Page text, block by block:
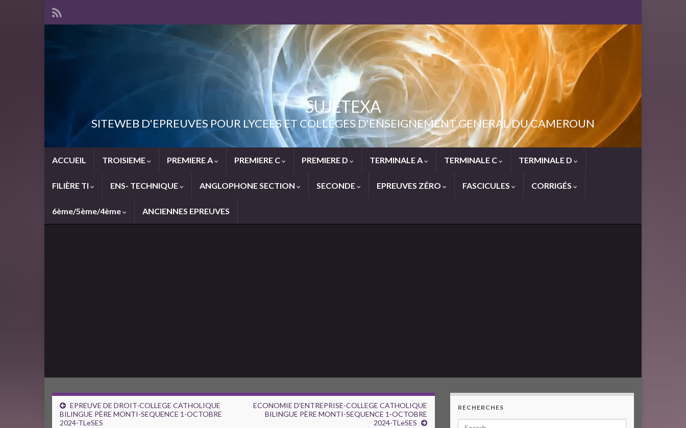
SUJETEXA
SITEWEB D'EPREUVES POUR LYCEES ET COLLEGES D'ENSEIGNEMENT GENERAL DU CAMEROUN
ACCUEIL TROISIEME PREMIERE A PREMIERE C PREMIERE D TERMINALE A TERMINALE C TERMINALE D
FILIÈRE TI ENS- TECHNIQUE ANGLOPHONE SECTION SECONDE EPREUVES ZÉRO FASCICULES CORRIGÉS
6ème/5ème/4ème ANCIENNES EPREUVES
EPREUVE DE DROIT-COLLEGE CATHOLIQUE
BILINGUE PÈRE MONTI-SEQUENCE 1-OCTOBRE
2024-TLeSES
ECONOMIE D’ENTREPRISE-COLLEGE CATHOLIQUE
BILINGUE PÈRE MONTI-SEQUENCE 1-OCTOBRE
2024-TLeSES
RECHERCHES